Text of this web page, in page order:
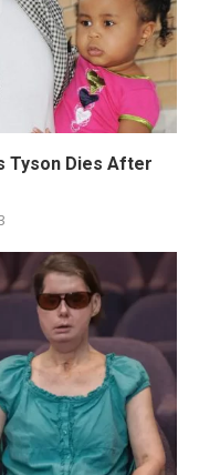
Tyson Dies After